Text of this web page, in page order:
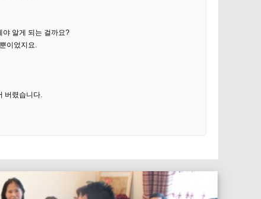
야 알게 되는 걸까요?
이었지요.
버렸습니다.